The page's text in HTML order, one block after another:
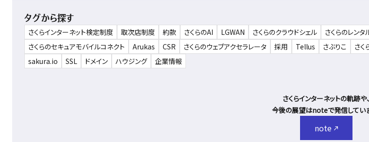
タグから探す
さくらインターネット検定制度 取次店制度 約款 さくらのAI LGWAN さくらのクラウドシェル さくらのレン
さくらのセキュアモバイルコネクト
Arukas CSR さくらのウェブアクセラレータ 採用 Tellus さぶりこ さく
sakura.io
SSL ドメイン ハウジング 企業情報
さくらインターネットの軌跡や、
今後の展望はnoteで発信してい
note